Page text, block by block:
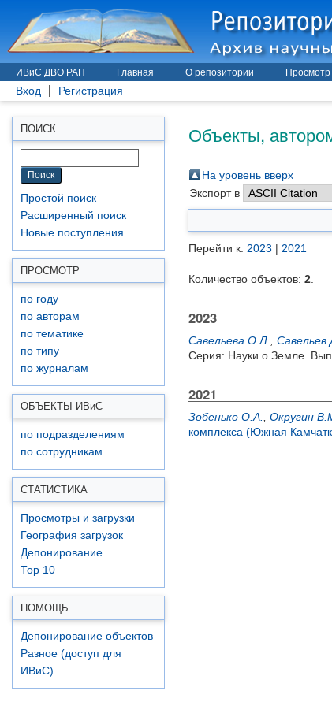
ИВиС ДВО РАН Главная О репозитории Просмотр
Вход Регистрация
ПОИСК
Простой поиск
Расширенный поиск
Новые поступления
ПРОСМОТР
по году
по авторам
по тематике
по типу
по журналам
ОБЪЕКТЫ ИВиС
по подразделениям
по сотрудникам
СТАТИСТИКА
Просмотры и загрузки
География загрузок
Депонирование
Top 10
ПОМОЩЬ
Депонирование объектов
Разное (доступ для
ИВиС)
Объекты,
На уровень вверх
Экспорт в
Перейти к: 2023 | 2021
Количество объектов: 2
2023
Савельева О.Л. Савельев
Серия: Науки о Земле.
2021
Зобенько О.А. Округин
комплекса (Южная